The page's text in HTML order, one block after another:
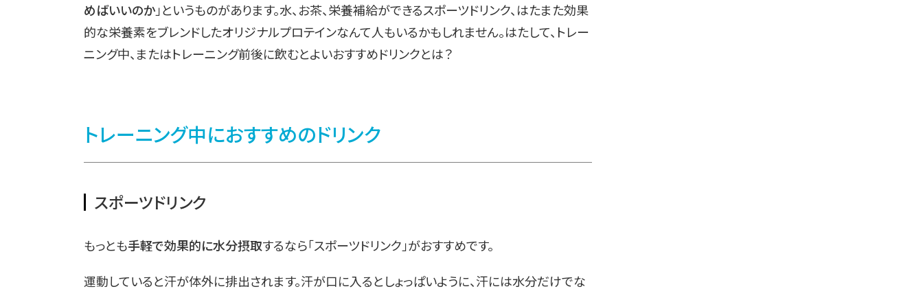
めばいいのか」というものがあります。水、お茶、栄養補給ができるスポーツドリンク、はたまた効果
的な栄養素をブレンドしたオリジナルプロテインなんて人もいるかもしれません。はたして、トレー
ニング中、またはトレーニング前後に飲むとよいおすすめドリンクとは？
トレーニング中におすすめのドリンク
スポーツドリンク
もっとも手軽で効果的に水分摂取するなら「スポーツドリンク」がおすすめです。
運動していると汗が体外に排出されます。汗が口に入るとしょっぱいように、汗には水分だけでな